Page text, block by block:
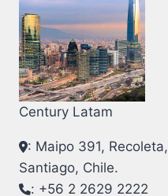
Century Latam
: Maipo 391, Recoleta,
Santiago, Chile.
: +56 2 2629 2222